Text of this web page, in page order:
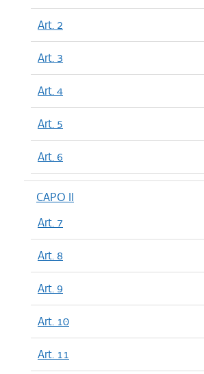
Art. 2
Art. 3
Art. 4
Art. 5
Art. 6
CAPO II
Art. 7
Art. 8
Art. 9
Art. 10
Art. 11